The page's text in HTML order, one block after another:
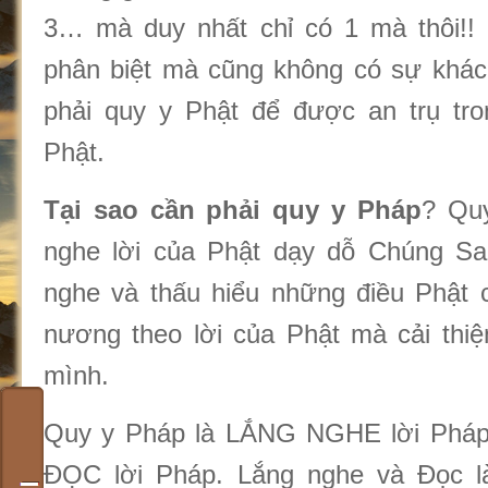
3… mà duy nhất chỉ có 1 mà thôi!!
phân biệt mà cũng không có sự
phải quy y Phật để được an trụ
Phật.
Tại sao cần phải quyy Pháp?
nghe lời của Phật dạy dỗ Chúng
nghe và thấu hiểu những điều Phật
nương theo lời của Phật mà cải
mình.
Quy y Pháp là LẮNG NGHE lời
ĐỌC lời Pháp. Lắng nghe và Đọc